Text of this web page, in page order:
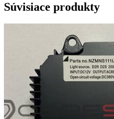
Súvisiace produkty